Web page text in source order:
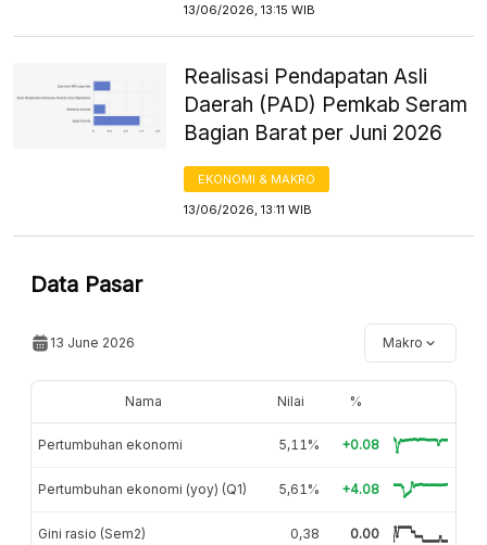
13/06/2026, 13:15 WIB
Realisasi Pendapatan Asli
Daerah (PAD) Pemkab Seram
Bagian Barat per Juni 2026
EKONOMI & MAKRO
13/06/2026, 13:11 WIB
Data Pasar
13 June 2026 Makro
Nama Nilai %
Pertumbuhan ekonomi 5,11% +0.08
Pertumbuhan ekonomi (yoy) (Q1) 5,61% +4.08
Gini rasio (Sem2) 0,38 0.00